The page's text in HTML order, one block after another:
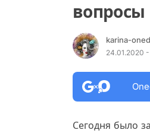
вопросы
karina-
24.01.2020 -
Сегодня было